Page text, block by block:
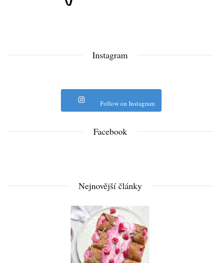
Instagram
Follow on Instagram
Facebook
Nejnovější články